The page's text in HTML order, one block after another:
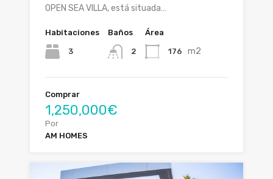
OPEN SEA VILLA, está situada…
Habitaciones
3
Baños
2
Área
176 m2
Comprar
1,250,000€
Por
AM HOMES